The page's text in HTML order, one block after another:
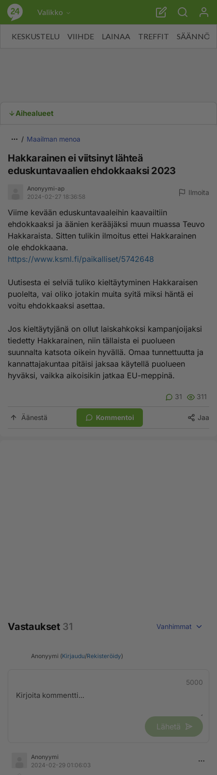
Valikko
KESKUSTELU VIIHDE LAINAA TREFFIT SÄÄNNÖT
Aihealueet
Maailman menoa
Hakkarainen ei viitsinyt lähteä
eduskuntavaalien ehdokkaaksi 2023
Anonyymi-ap
2024-02-27 18:36:58
Ilmoita
Viime kevään eduskuntavaaleihin kaavailtiin
ehdokkaaksi ja äänien kerääjäksi muun muassa Teuvo
Hakkaraista. Sitten tulikin ilmoitus ettei Hakkarainen
ole ehdokkaana.
https://www.ksml.fi/paikalliset/5742648
Uutisesta ei selviä tuliko kieltäytyminen Hakkaraisen
puolelta, vai oliko jotakin muita syitä miksi häntä ei
voitu ehdokkaaksi asettaa.
Jos kieltäytyjänä on ollut laiskahkoksi kampanjoijaksi
tiedetty Hakkarainen, niin tällaista ei puolueen
suunnalta katsota oikein hyvällä. Omaa tunnettuutta ja
kannattajakuntaa pitäisi jaksaa käytellä puolueen
hyväksi, vaikka aikoisikin jatkaa EU-meppinä.
31 311
Äänestä Kommentoi Jaa
Vastaukset 31 Vanhimmat
Anonyymi (Kirjaudu/Rekisteröidy)
5000
Lähetä
Anonyymi
2024-02-29 01:06:03